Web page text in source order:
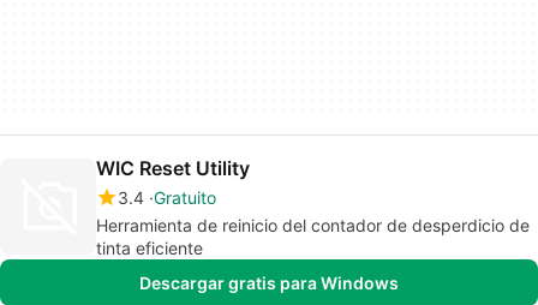
WIC Reset Utility
3.4 Gratuito
Herramienta de reinicio del contador de desperdicio de
tinta eficiente
Descargar gratis para Windows